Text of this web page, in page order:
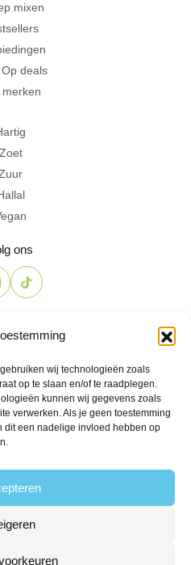
wij technologieën zoals
op te slaan en/of te raadplegen.
kunnen wij gegevens zoals
verwerken. Als je geen toestemming
dit een nadelige invloed hebben op
mixen
deals
merken
Zoet
ons
candyshop.nl
AK, Amersfoort